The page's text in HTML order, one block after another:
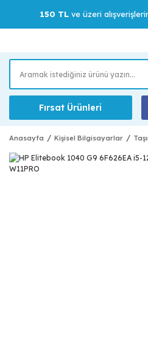
150 TLve üzeri
Fırsat Ürünleri
Anasayfa Kişisel Bilgisayarlar